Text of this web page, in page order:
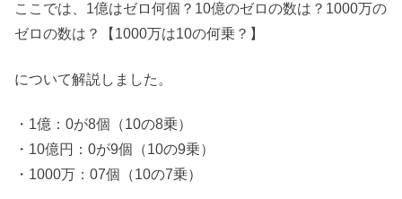
ここでは、1億はゼロ何個？10億のゼロの数は？1000万の
ゼロの数は？【1000万は10の何乗？】
について解説しました。
・1億：0が8個（10の8乗）
・10億円：0が9個（10の9乗）
・1000万：07個（10の7乗）